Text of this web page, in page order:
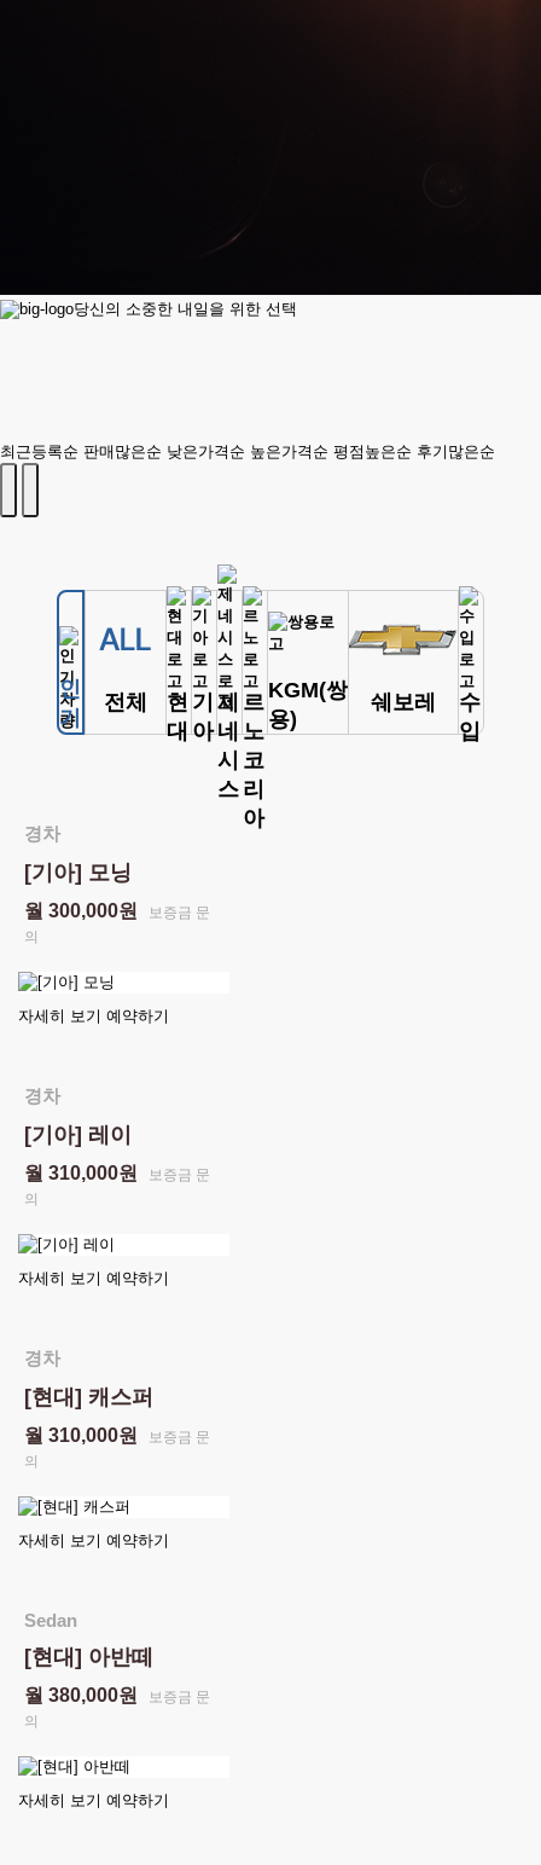
당신의 소중한 내일을 위한 선택
최근등록순 판매많은순 낮은가격순 높은가격순 평점높은순 후기많은순
인
기
전체
현
대
기
아
제
네
시
스
르
노
코
리
아
KGM(쌍
용)
쉐보레
수
입
경차
[기아] 모닝
월 300,000원
보증금 문
의
자세히 보기 예약하기
경차
[기아] 레이
월 310,000원
보증금 문
의
자세히 보기 예약하기
경차
[현대] 캐스퍼
월 310,000원
보증금 문
의
자세히 보기 예약하기
Sedan
[현대] 아반떼
월 380,000원
보증금 문
의
자세히 보기 예약하기